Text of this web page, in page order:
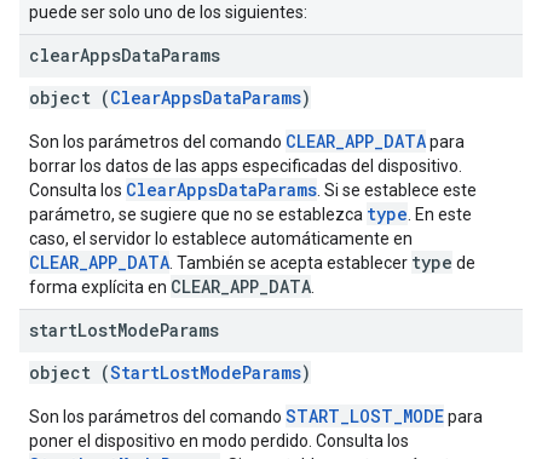
puede ser solo uno de los siguientes:
clearAppsDataParams
object (ClearAppsDataParams)
Son los parámetros del comando CLEAR_APP_DATApara
borrar los datos de las apps especificadas del dispositivo.
Consulta los ClearAppsDataParams . Si se establece este
parámetro, se sugiere que no se establezca type . En este
caso, el servidor lo establece automáticamente en
CLEAR_APP_DATA . También se acepta establecer type de
forma explícita en CLEAR_APP_DATA
startLostModeParams
object (StartLostModeParams)
Son los parámetros del comando START_LOST_MODEpara
poner el dispositivo en modo perdido. Consulta los